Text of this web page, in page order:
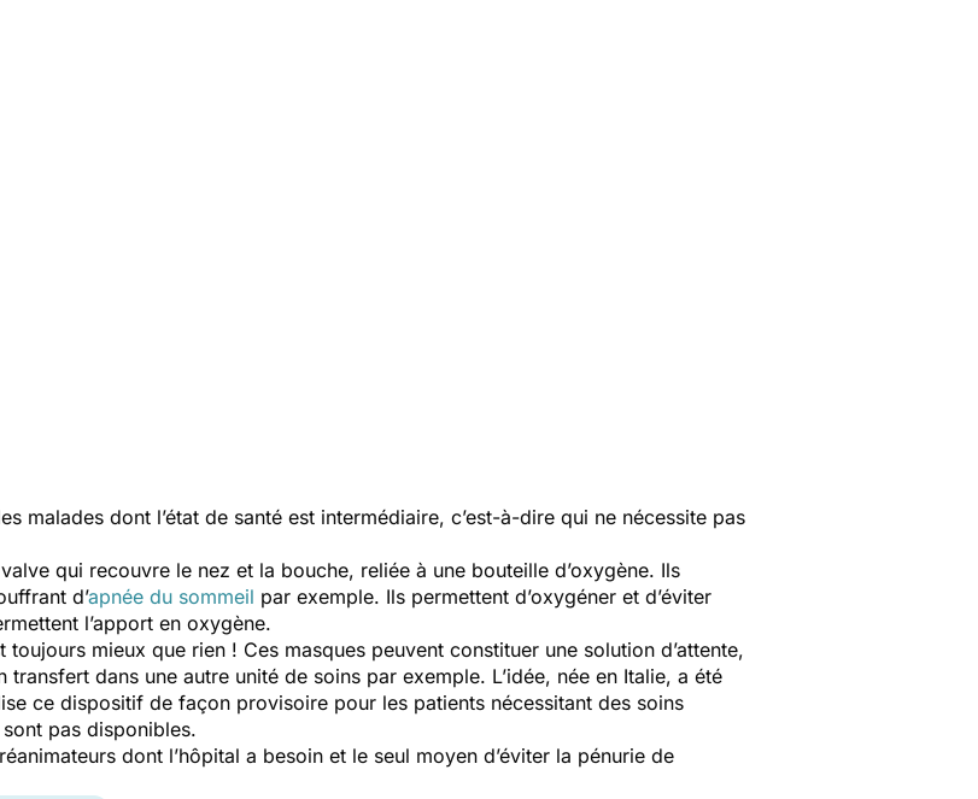
malades dont l’état de santé est intermédiaire, c’est-à-dire qui ne nécessite pas
qui recouvre le nez et la bouche, reliée à une bouteille d’oxygène. Ils
d’apnée du sommeil par exemple. Ils permettent d’oxygéner et d’éviter
l’apport en oxygène.
toujours mieux que rien ! Ces masques peuvent constituer une solution d’attente,
dans une autre unité de soins par exemple. L’idée, née en Italie, a été
ce dispositif de façon provisoire pour les patients nécessitant des soins
pas disponibles.
dont l’hôpital a besoin et le seul moyen d’éviter la pénurie de